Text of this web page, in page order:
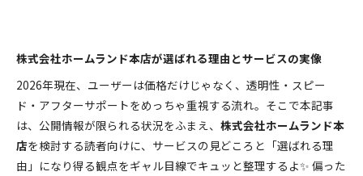
株式会社ホームランド本店が選ばれる理由とサービスの実像
2026年現在、ユーザーは価格だけじゃなく、透明性・スピー
ド・アフターサポートをめっちゃ重視する流れ。そこで本記事
は、公開情報が限られる状況をふまえ、 株式会社ホームランド本
店を検討する読者向けに、サービスの見どころと「選ばれる理
由」になり得る観点をギャル目線でキュッと整理するよ✨ 偏った